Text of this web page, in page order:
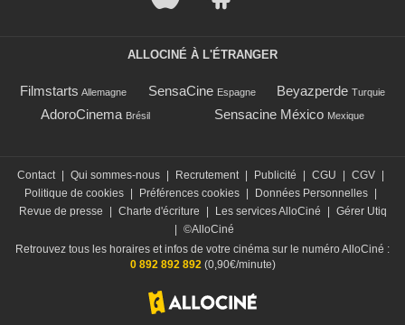
ALLOCINÉ À L'ÉTRANGER
Filmstarts Allemagne SensaCine Espagne Beyazperde Turquie
AdoroCinema Brésil Sensacine México Mexique
Contact Qui sommes-nous Recrutement Publicité CGU CGV
Politique de cookies
Préférences cookies Données Personnelles
Revue de presse
Charte d'écriture Les services AlloCiné
Gérer Utiq
©AlloCiné
Retrouvez tous les horaires et infos de votre cinéma sur le numéro AlloCiné :
0 892 892 892(0,90€/minute)